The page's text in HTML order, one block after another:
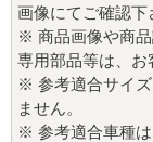
画像にてご確認下
※ 商品画像や商品
専用部品等は、お
※ 参考適合サイ
ません。
※ 参考適合車種